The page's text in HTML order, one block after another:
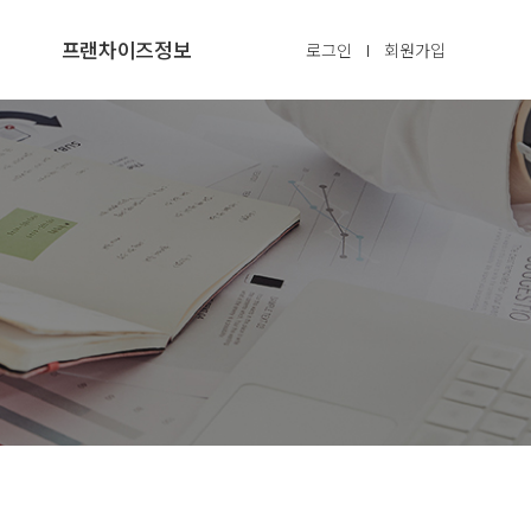
프랜차이즈정보 로그인 회원가입